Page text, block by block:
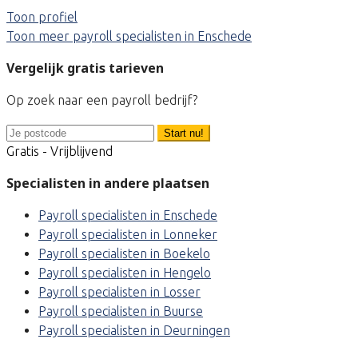
Toon profiel
Toon meer payroll specialisten in Enschede
Vergelijk gratis tarieven
Op zoek naar een payroll bedrijf?
Start nu!
Gratis - Vrijblijvend
Specialisten in andere plaatsen
Payroll specialisten in Enschede
Payroll specialisten in Lonneker
Payroll specialisten in Boekelo
Payroll specialisten in Hengelo
Payroll specialisten in Losser
Payroll specialisten in Buurse
Payroll specialisten in Deurningen